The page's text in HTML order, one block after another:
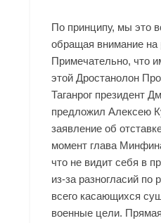
По принципу, мы это
обращая внимание на
Примечательно, что
этой Дростанолон
Таганрог президент
предложил Алексею
заявление об
момент глава
что не видит себя в
из-за разногласий по
всего касающихся
военные цели.